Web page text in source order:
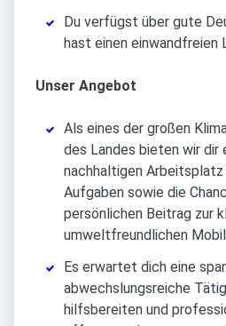
Du verfügst über gute
hast einen einwandfreien
Unser Angebot
Als eines der großen
des Landes bieten wir dir
nachhaltigen
Aufgaben sowie die
persönlichen Beitrag zur
umweltfreundlichen
Es erwartet dich eine
abwechslungsreiche
hilfsbereiten und